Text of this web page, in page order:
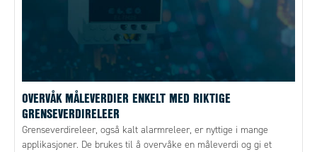
OVERVÅK MÅLEVERDIER ENKELT MED RIKTIGE
GRENSEVERDIRELEER
Grenseverdireleer, også kalt alarmreleer, er nyttige i mange
applikasjoner. De brukes til å overvåke en måleverdi og gi et